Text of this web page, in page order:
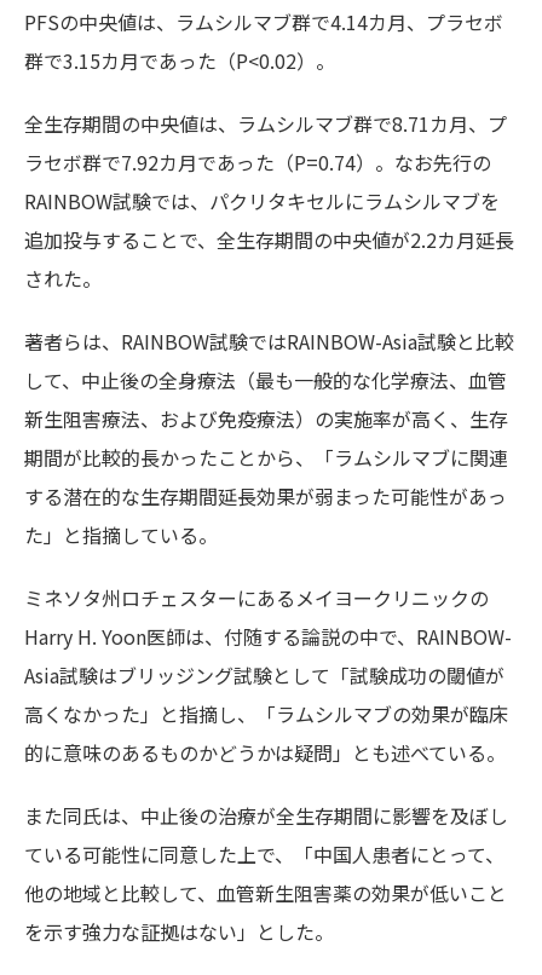
PFSの中央値は、ラムシルマブ群で4.14カ月、プラセボ
群で3.15カ月であった（P<0.02）。
全生存期間の中央値は、ラムシルマブ群で8.71カ月、プ
ラセボ群で7.92カ月であった（P=0.74）。なお先行の
RAINBOW試験では、パクリタキセルにラムシルマブを
追加投与することで、全生存期間の中央値が2.2カ月延長
された。
著者らは、RAINBOW試験ではRAINBOW-Asia試験と比較
して、中止後の全身療法（最も一般的な化学療法、血管
新生阻害療法、および免疫療法）の実施率が高く、生存
期間が比較的長かったことから、「ラムシルマブに関連
する潜在的な生存期間延長効果が弱まった可能性があっ
た」と指摘している。
ミネソタ州ロチェスターにあるメイヨークリニックの
Harry H. Yoon医師は、付随する論説の中で、RAINBOW-
Asia試験はブリッジング試験として「試験成功の閾値が
高くなかった」と指摘し、「ラムシルマブの効果が臨床
的に意味のあるものかどうかは疑問」とも述べている。
また同氏は、中止後の治療が全生存期間に影響を及ぼし
ている可能性に同意した上で、「中国人患者にとって、
他の地域と比較して、血管新生阻害薬の効果が低いこと
を示す強力な証拠はない」とした。